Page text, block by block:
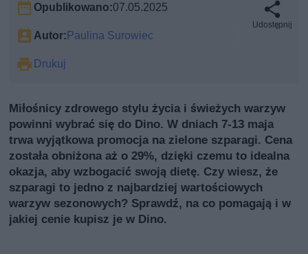
Opublikowano:07.05.2025
Autor: Paulina Surowiec
Drukuj
Udostępnij
Miłośnicy zdrowego stylu życia i świeżych warzyw
powinni wybrać się do Dino. W dniach 7-13 maja
trwa wyjątkowa promocja na zielone szparagi. Cena
została obniżona aż o 29%, dzięki czemu to idealna
okazja, aby wzbogacić swoją dietę. Czy wiesz, że
szparagi to jedno z najbardziej wartościowych
warzyw sezonowych? Sprawdź, na co pomagają i w
jakiej cenie kupisz je w Dino.